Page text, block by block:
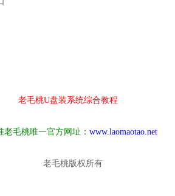
老毛桃U盘装系统综合教程
老毛桃唯一官方网址： www.laomaotao.net
老毛桃版权所有